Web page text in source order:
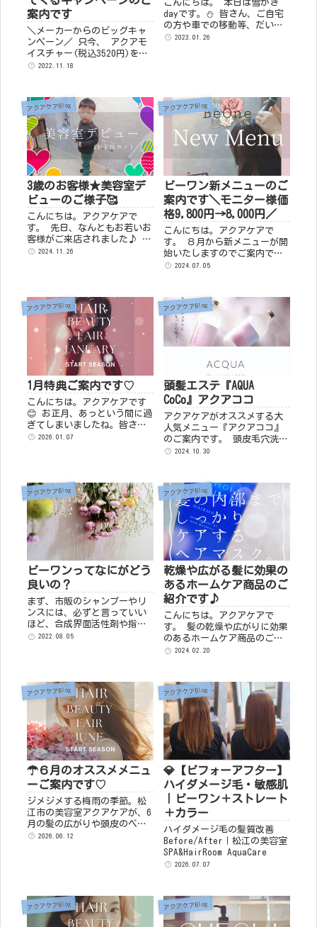
案内です
＼メーカーからのビッグキャ
ンペーン／ 只今、 アクアモ
イスチャー(税込3520円)を購
入して頂いた方には、リフト
ですので在庫がなくなり次第
終了致...
2022.11.18
こんにちは。 本日は雪かき
dayです。⛄ 皆さん、ご自宅
の方や車での移動等、だいじ
ょうぶですか？ 店舗前の道路
2023.01.26
アクアケアBlog
3歳のお客様★美容室デ
ビューのご様子🥰
こんにちは。アクアケアで
す。 先日、なんともお若いお
客様がご来店されました♪ 事
前に、トーマスがお好きとの
ら「古いトーマスの曲ですね
っ」...
2024.11.26
アクアケアBlog
ビーワン新メニューのご
案内です＼モニター様価
格9,800円→8,000円／
こんにちは。アクアケアで
す。 ８月から新メニューが開
始いたしますのでご案内です
♬ ビーワンから登場しまし
術となります。 〖施術の流
れ〗 ・...
2024.07.05
アクアケアBlog
1月特典ご案内です♡
こんにちは。アクアケアです
😊 お正月、あっという間に過
ぎてしまいましたね。皆さ
ま、ご体調などお変わりあり
しょうか？ ...
2026.01.07
アクアケアBlog
頭髪エステ『AQUA
CoCo』アクアココ
アクアケアがオススメする大
人気メニュー『アクアココ』
のご案内です。 頭皮毛穴洗浄
と水分補給を同時に叶える 頭
ビーワンのバージョンアップ
バージョン『アクアココ』...
2024.10.30
アクアケアBlog
ビーワンってなにがどう
良いの？
まず、市販のシャンプーやリ
ンスには、必ずと言っていい
ほど、合成界面活性剤や指定
成分などの化学物質が多く使
て（経皮毒）体の中に入り込
み、病気の原因の一つと...
2022.08.05
アクアケアBlog
乾燥や広がる髪に効果の
あるホームケア商品のご
紹介です♪
こんにちは。アクアケアで
す。 髪の乾燥や広がりに効果
のあるホームケア商品のご紹
介です♪ テモイプルーム ヘ
どに綺麗になり、毎日のケア
が楽しくなるような...
2024.02.20
アクアケアBlog
☂６月のオススメメニュ
ーご案内です♡
ジメジメする梅雨の季節。松
江市の美容室アクアケアが、6
月の髪の広がりや頭皮のベタ
つきを根本から解決するおす
2026.06.12
アクアケアBlog
💎【ビフォーアフター】
ハイダメージ毛・敏感肌
｜ビーワン＋ストレート
＋カラー
ハイダメージ毛の髪質改善
Before/After｜松江の美容室
SPA&HairRoom AquaCare
2026.07.07
アクアケアBlog アクアケアBlog